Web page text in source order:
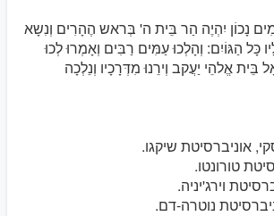
נָכוֹן יִהְיֶה הַר בֵּית ה' בְּראש הֶהָרִים וְנִשָא
כָּל הַגּוֹיִם: וְהָלְכוּ עַמִּים רַבִּים וְאָמְרוּ לְכוּ
בֵּית אֱלהֵי יַעֲקב וְירֵנוּ מִדְּרָכָיו וְנֵלְכָה
אוניברסיטת שיקגו.
טורונטו.
וירג'יניה.
נוטרה-דם.